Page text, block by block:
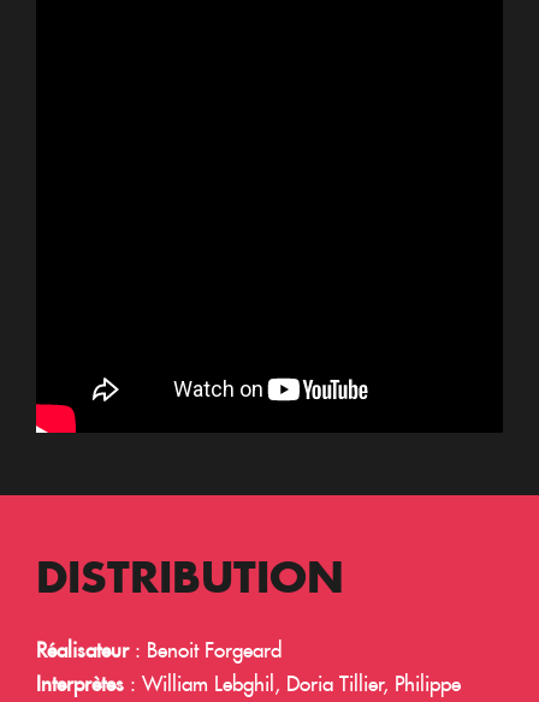
DISTRIBUTION
Réalisateur: Benoit Forgeard
Interprètes : William Lebghil, Doria Tillier, Philippe